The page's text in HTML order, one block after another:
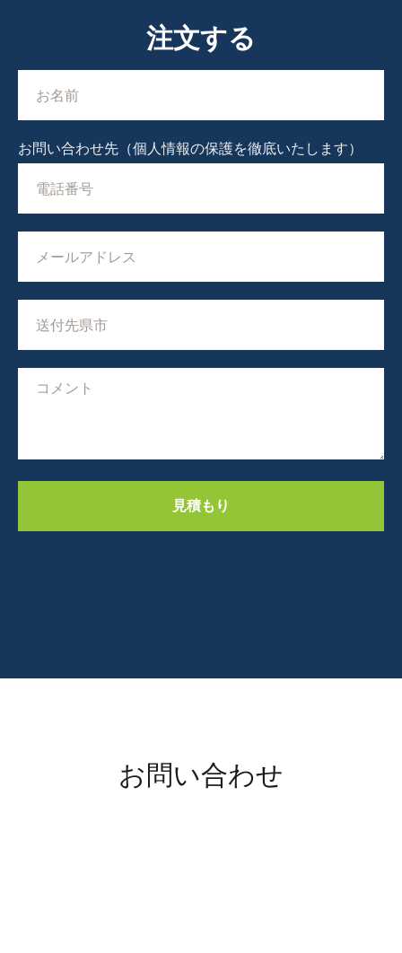
注文する
お問い合わせ先（個人情報の保護を徹底いたします）
見積もり
お問い合わせ